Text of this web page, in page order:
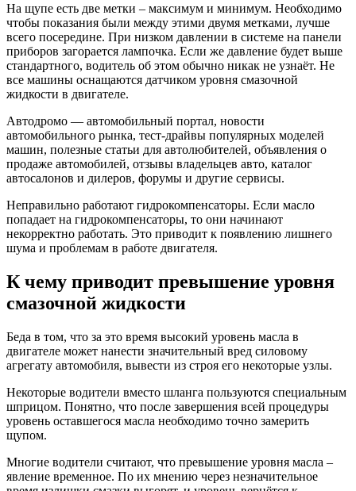
На щупе есть две метки – максимум и минимум. Необходимо
чтобы показания были между этими двумя метками, лучше
всего посередине. При низком давлении в системе на панели
приборов загорается лампочка. Если же давление будет выше
стандартного, водитель об этом обычно никак не узнаёт. Не
все машины оснащаются датчиком уровня смазочной
жидкости в двигателе.
Автодромо — автомобильный портал, новости
автомобильного рынка, тест-драйвы популярных моделей
машин, полезные статьи для автолюбителей, объявления о
продаже автомобилей, отзывы владельцев авто, каталог
автосалонов и дилеров, форумы и другие сервисы.
Неправильно работают гидрокомпенсаторы. Если масло
попадает на гидрокомпенсаторы, то они начинают
некорректно работать. Это приводит к появлению лишнего
шума и проблемам в работе двигателя.
К чему приводит превышение уровня
смазочной жидкости
Беда в том, что за это время высокий уровень масла в
двигателе может нанести значительный вред силовому
агрегату автомобиля, вывести из строя его некоторые узлы.
Некоторые водители вместо шланга пользуются специальным
шприцом. Понятно, что после завершения всей процедуры
уровень оставшегося масла необходимо точно замерить
щупом.
Многие водители считают, что превышение уровня масла –
явление временное. По их мнению через незначительное